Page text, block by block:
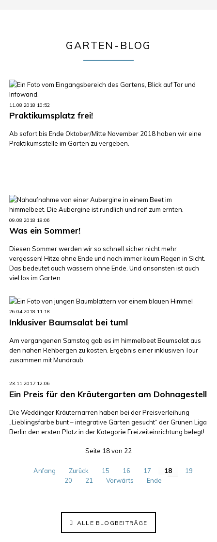
GARTEN-BLOG
11.08.2018 10:52
Praktikumsplatz frei!
Ab sofort bis Ende Oktober/Mitte November 2018 haben wir eine
Praktikumsstelle im Garten zu vergeben.
09.08.2018 18:06
Was ein Sommer!
Diesen Sommer werden wir so schnell sicher nicht mehr
vergessen! Hitze ohne Ende und noch immer kaum Regen in Sicht.
Das bedeutet auch wässern ohne Ende. Und ansonsten ist auch
viel los im Garten.
26.04.2018 11:18
Inklusiver Baumsalat bei tuml
Am vergangenen Samstag gab es im himmelbeet Baumsalat aus
den nahen Rehbergen zu kosten. Ergebnis einer inklusiven Tour
zusammen mit Mundraub.
23.11.2017 12:06
Ein Preis für den Kräutergarten am Dohnagestell
Die Weddinger Kräuternarren haben bei der Preisverleihung
„Lieblingsfarbe bunt – integrative Gärten gesucht“ der Grünen Liga
Berlin den ersten Platz in der Kategorie Freizeiteinrichtung belegt!
Seite 18 von 22
Anfang Zurück 15 16 17 18
19
20
21 Vorwärts Ende
ALLE BLOGBEITRÄGE